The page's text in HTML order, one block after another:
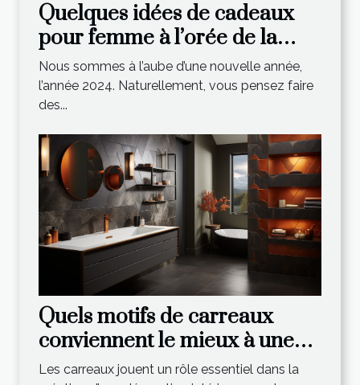
Quelques idées de cadeaux
pour femme à l’orée de la
nouvelle année
Nous sommes à l’aube d’une nouvelle année,
l’année 2024. Naturellement, vous pensez faire
des...
Quels motifs de carreaux
conviennent le mieux à une
décoration intérieure
Les carreaux jouent un rôle essentiel dans la